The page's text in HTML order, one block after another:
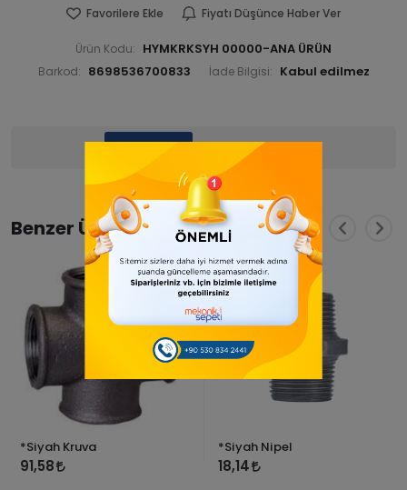
Favorilere Ekle Fiyatı Düşünce Haber Ver
Ürün Kodu: HYMKRKSYH 00000-ANA ÜRÜN
Barkod: 8698536700833 İade Bilgisi:
Yorumlar
Benzer Ürünler
*Siyah Kruva
91,58
*Siyah Nipel
18,14